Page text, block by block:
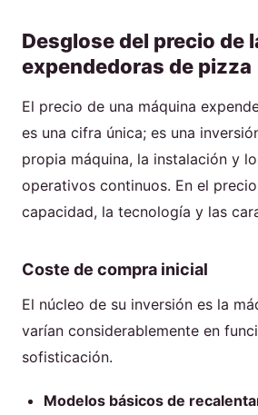
Desglose del precio de
expendedoras de pizza
El precio de una máquina
es una cifra única; es una
propia máquina, la instalación y
operativos continuos. En el
capacidad, la tecnología y las
Coste de compra inicial
El núcleo de su inversión es la
varían considerablemente en
sofisticación.
Modelos básicos de